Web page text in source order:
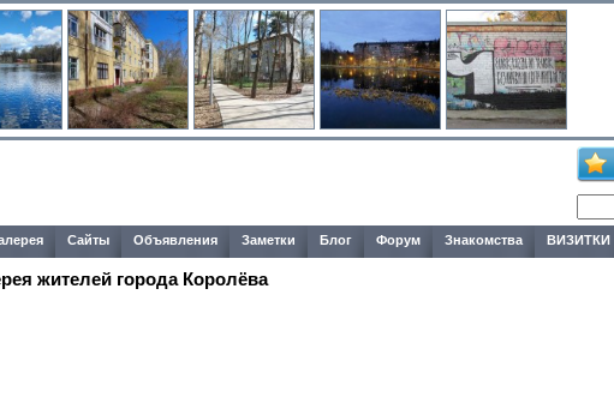
Сайты Объявления Заметки Блог Форум Знакомства ВИЗИТКИ
жителей города Королёва